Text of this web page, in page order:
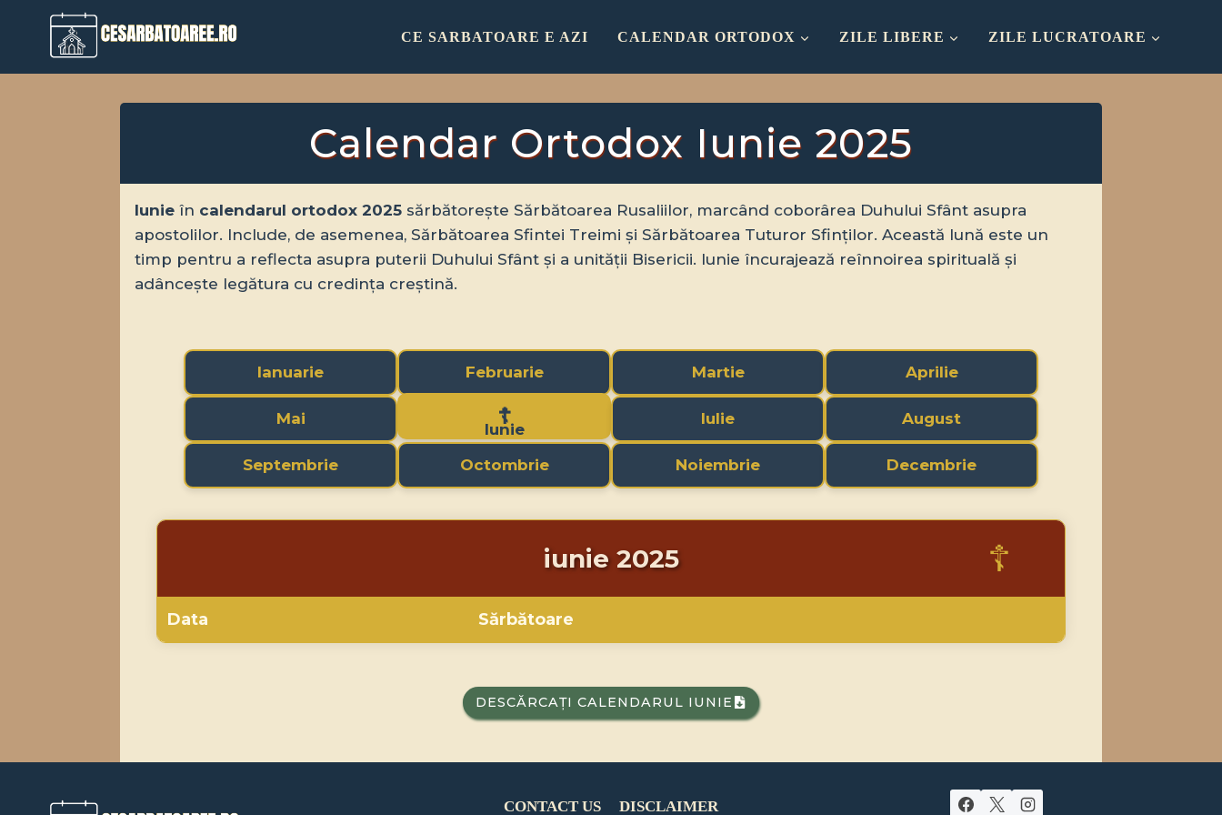
content
CE SARBATOARE E AZI CALENDAR ORTODOX ZILE LIBERE ZILE LUCRATOARE
Calendar Ortodox Iunie 2025
Iunie în calendarul ortodox 2025 sărbătorește Sărbătoarea Rusaliilor, marcând coborârea Duhului Sfânt asupra
apostolilor. Include, de asemenea, Sărbătoarea Sfintei Treimi și Sărbătoarea Tuturor Sfinților. Această lună este un
timp pentru a reflecta asupra puterii Duhului Sfânt și a unității Bisericii. Iunie încurajează reînnoirea spirituală și
adâncește legătura cu credința creștină.
Ianuarie Februarie Martie Aprilie
Mai
Iunie
Iulie August
Septembrie Octombrie Noiembrie Decembrie
iunie 2025
Data Sărbătoare
DESCĂRCAȚI CALENDARUL IUNIE
CONTACT US DISCLAIMER